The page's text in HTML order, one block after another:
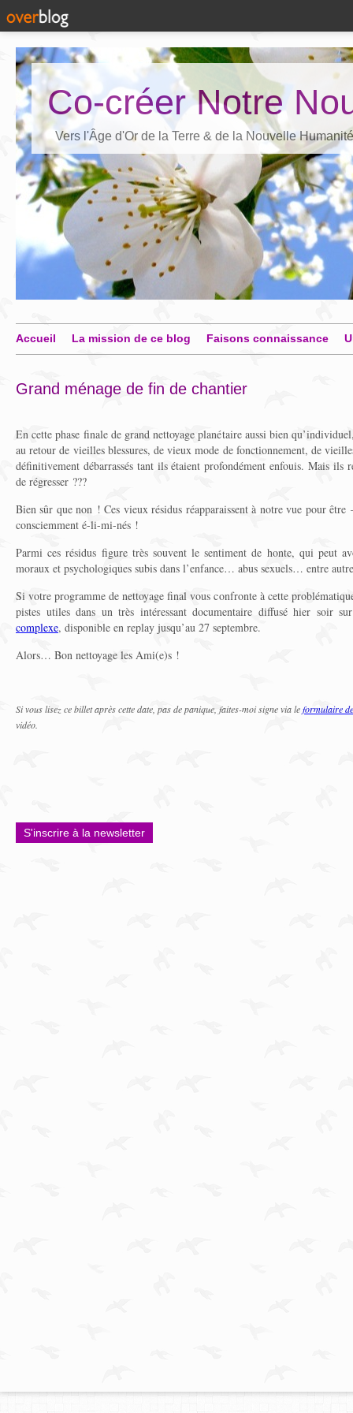
Co-créer Notre
Vers l'Âge d'Or de la Terre & de la Nouvelle Humanité
Accueil La mission de ce blog Faisons connaissance
Grand ménage de fin de chantier
En cette phase finale de grand nettoyage planétaire aussi bien
au retour de vieilles blessures, de vieux mode de fonctionnement, de
définitivement débarrassés tant ils étaient profondément enfouis. Mais
de régresser ???
Bien sûr que non ! Ces vieux résidus réapparaissent à notre vue pour
consciemment é-li-mi-nés !
Parmi ces résidus figure très souvent le sentiment de honte, qui peut
moraux et psychologiques subis dans l’enfance… abus sexuels… entre
Si votre programme de nettoyage final vous confronte à cette
pistes utiles dans un très intéressant documentaire diffusé hier soir
complexe, disponible en replay jusqu’au 27 septembre.
Alors… Bon nettoyage les Ami(e)s !
Si vous lisez ce billet après cette date, pas de panique, faites-moi signe via leformulaire
vidéo.
S'inscrire à la newsletter